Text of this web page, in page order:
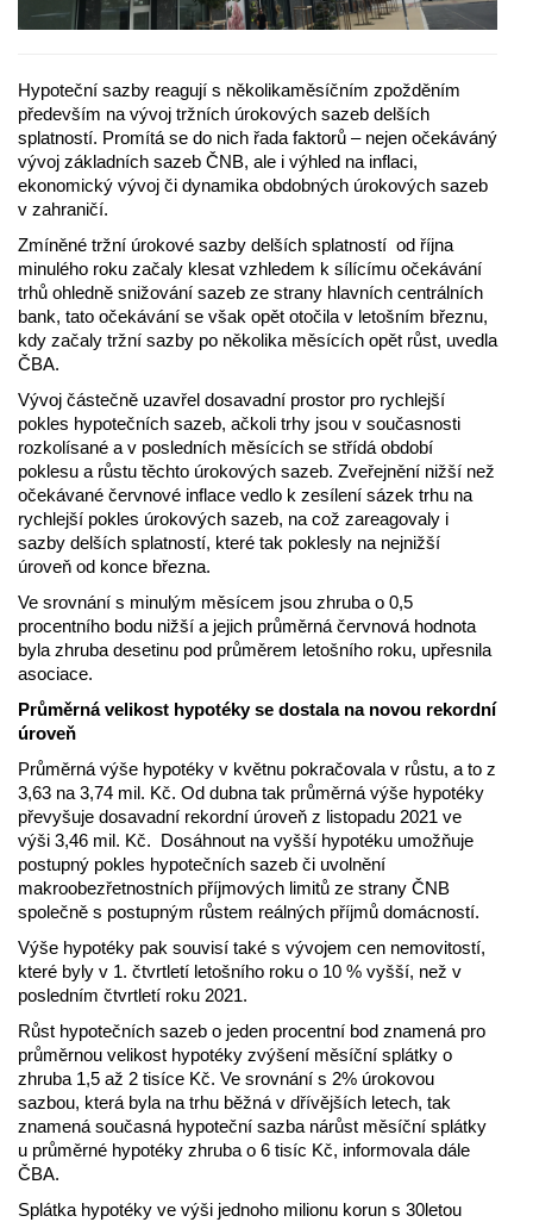
Hypoteční sazby reagují s několikaměsíčním zpožděním
především na vývoj tržních úrokových sazeb delších
splatností. Promítá se do nich řada faktorů – nejen očekáváný
vývoj základních sazeb ČNB, ale i výhled na inflaci,
ekonomický vývoj či dynamika obdobných úrokových sazeb
v zahraničí.
Zmíněné tržní úrokové sazby delších splatností od října
minulého roku začaly klesat vzhledem k sílícímu očekávání
trhů ohledně snižování sazeb ze strany hlavních centrálních
bank, tato očekávání se však opět otočila v letošním březnu,
kdy začaly tržní sazby po několika měsících opět růst, uvedla
ČBA.
Vývoj částečně uzavřel dosavadní prostor pro rychlejší
pokles hypotečních sazeb, ačkoli trhy jsou v současnosti
rozkolísané a v posledních měsících se střídá období
poklesu a růstu těchto úrokových sazeb. Zveřejnění nižší než
očekávané červnové inflace vedlo k zesílení sázek trhu na
rychlejší pokles úrokových sazeb, na což zareagovaly i
sazby delších splatností, které tak poklesly na nejnižší
úroveň od konce března.
Ve srovnání s minulým měsícem jsou zhruba o 0,5
procentního bodu nižší a jejich průměrná červnová hodnota
byla zhruba desetinu pod průměrem letošního roku, upřesnila
asociace.
Průměrná velikost hypotéky se dostala na novou rekordní
úroveň
Průměrná výše hypotéky v květnu pokračovala v růstu, a to z
3,63 na 3,74 mil. Kč. Od dubna tak průměrná výše hypotéky
převyšuje dosavadní rekordní úroveň z listopadu 2021 ve
výši 3,46 mil. Kč. Dosáhnout na vyšší hypotéku umožňuje
postupný pokles hypotečních sazeb či uvolnění
makroobezřetnostních příjmových limitů ze strany ČNB
společně s postupným růstem reálných příjmů domácností.
Výše hypotéky pak souvisí také s vývojem cen nemovitostí,
které byly v 1. čtvrtletí letošního roku o 10 % vyšší, než v
posledním čtvrtletí roku 2021.
Růst hypotečních sazeb o jeden procentní bod znamená pro
průměrnou velikost hypotéky zvýšení měsíční splátky o
zhruba 1,5 až 2 tisíce Kč. Ve srovnání s 2% úrokovou
sazbou, která byla na trhu běžná v dřívějších letech, tak
znamená současná hypoteční sazba nárůst měsíční splátky
u průměrné hypotéky zhruba o 6 tisíc Kč, informovala dále
ČBA.
Splátka hypotéky ve výši jednoho milionu korun s 30letou